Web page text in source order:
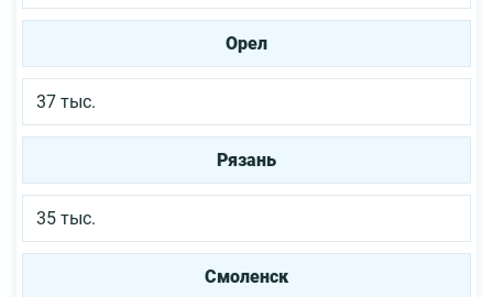
Орел
37 тыс.
Рязань
35 тыс.
Смоленск